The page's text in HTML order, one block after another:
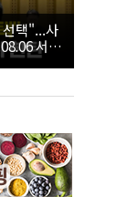
택"...사
서울